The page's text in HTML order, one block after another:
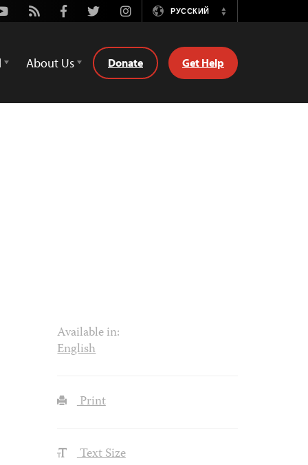
Rss FacebookTwitterInstagramРУССКИЙ
Switch
About Us Donate Get Help
Available in:
English
Print
Text Size